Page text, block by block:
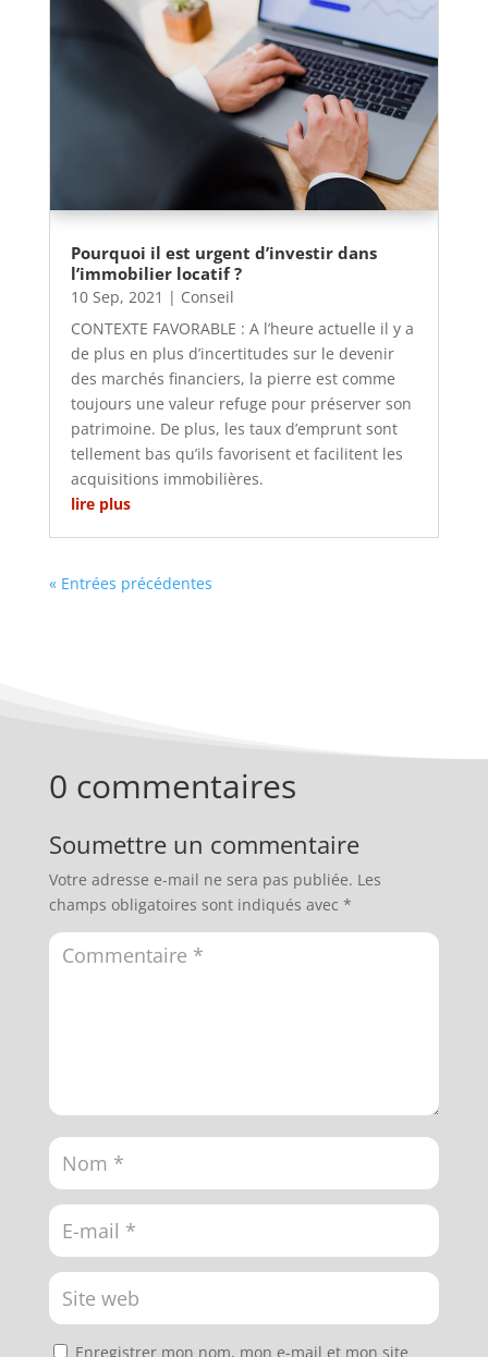
Pourquoi il est urgent d’investir dans
l’immobilier locatif ?
10 Sep, 2021 | Conseil
CONTEXTE FAVORABLE : A l’heure actuelle il y a
de plus en plus d’incertitudes sur le devenir
des marchés financiers, la pierre est comme
toujours une valeur refuge pour préserver son
patrimoine. De plus, les taux d’emprunt sont
tellement bas qu’ils favorisent et facilitent les
acquisitions immobilières.
lire plus
« Entrées précédentes
0 commentaires
Soumettre un commentaire
Votre adresse e-mail ne sera pas publiée. Les
champs obligatoires sont indiqués avec *
Enregistrer mon nom, mon e-mail et mon site